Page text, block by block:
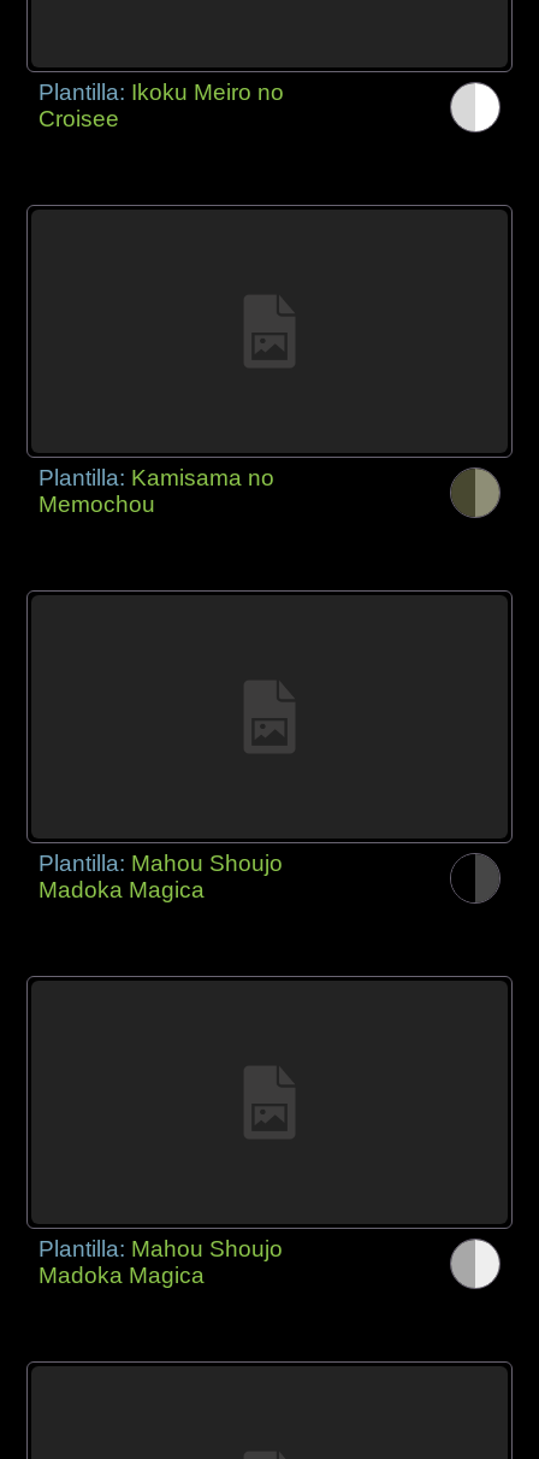
Plantilla: Ikoku Meiro no
Croisee
Plantilla: Kamisama no
Memochou
Plantilla: Mahou Shoujo
Madoka Magica
Plantilla: Mahou Shoujo
Madoka Magica